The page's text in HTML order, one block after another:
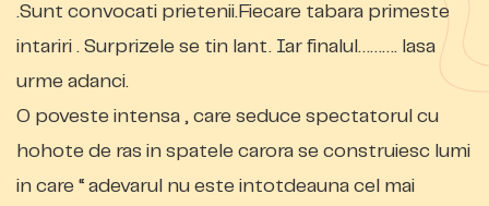
.Sunt convocati prietenii.Fiecare tabara primeste
intariri . Surprizele se tin lant. Iar finalul………. lasa
urme adanci.
O poveste intensa , care seduce spectatorul cu
hohote de ras in spatele carora se construiesc lumi
in care “ adevarul nu este intotdeauna cel mai